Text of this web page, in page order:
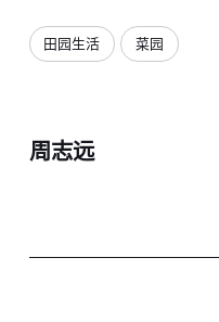
田园生活 菜园
周志远